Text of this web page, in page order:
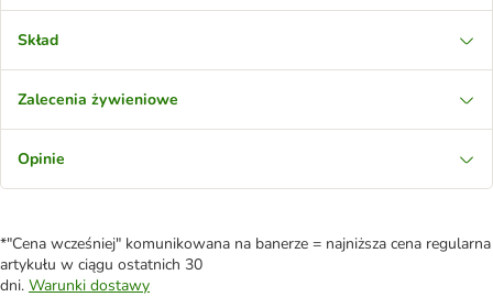
Skład
Zalecenia żywieniowe
Opinie
*"Cena wcześniej" komunikowana na banerze = najniższa cena regularna
artykułu w ciągu ostatnich 30
dni. Warunki dostawy